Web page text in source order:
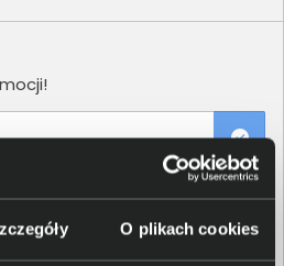
O plikach cookies